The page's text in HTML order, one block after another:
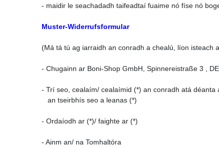
- maidir le seachadadh taifeadtaí fuaime nó físe nó
Muster-Widerrufsformular
(Má tá tú ag iarraidh an conradh a chealú, líon isteach
- Chugainn ar Boni-Shop GmbH, Spinnereistraße 3 ,
- Trí seo, cealaím/ cealaímid (*) an conradh atá
an tseirbhís seo a leanas (*)
- Ordaíodh ar (*)/ faighte ar (*)
- Ainm an/ na Tomhaltóra